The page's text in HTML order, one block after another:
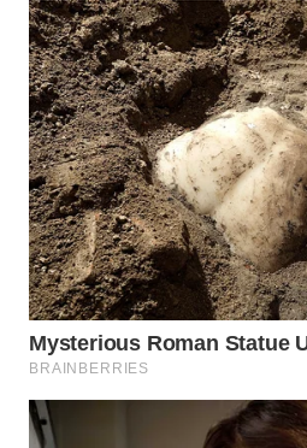
WN DELI
SERDANG
WN
TEBING
TINGGI
WN
PAKPAK
WN
KARAWANG